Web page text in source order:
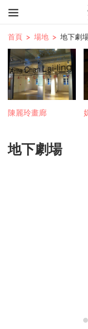
首頁 場地 地下劇
陳麗玲畫廊
地下劇場